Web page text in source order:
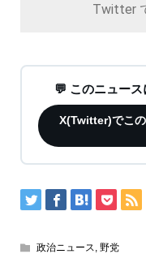
Twitter
💬 このニュー
X(Twitter)でこ
政治ニュース 野党